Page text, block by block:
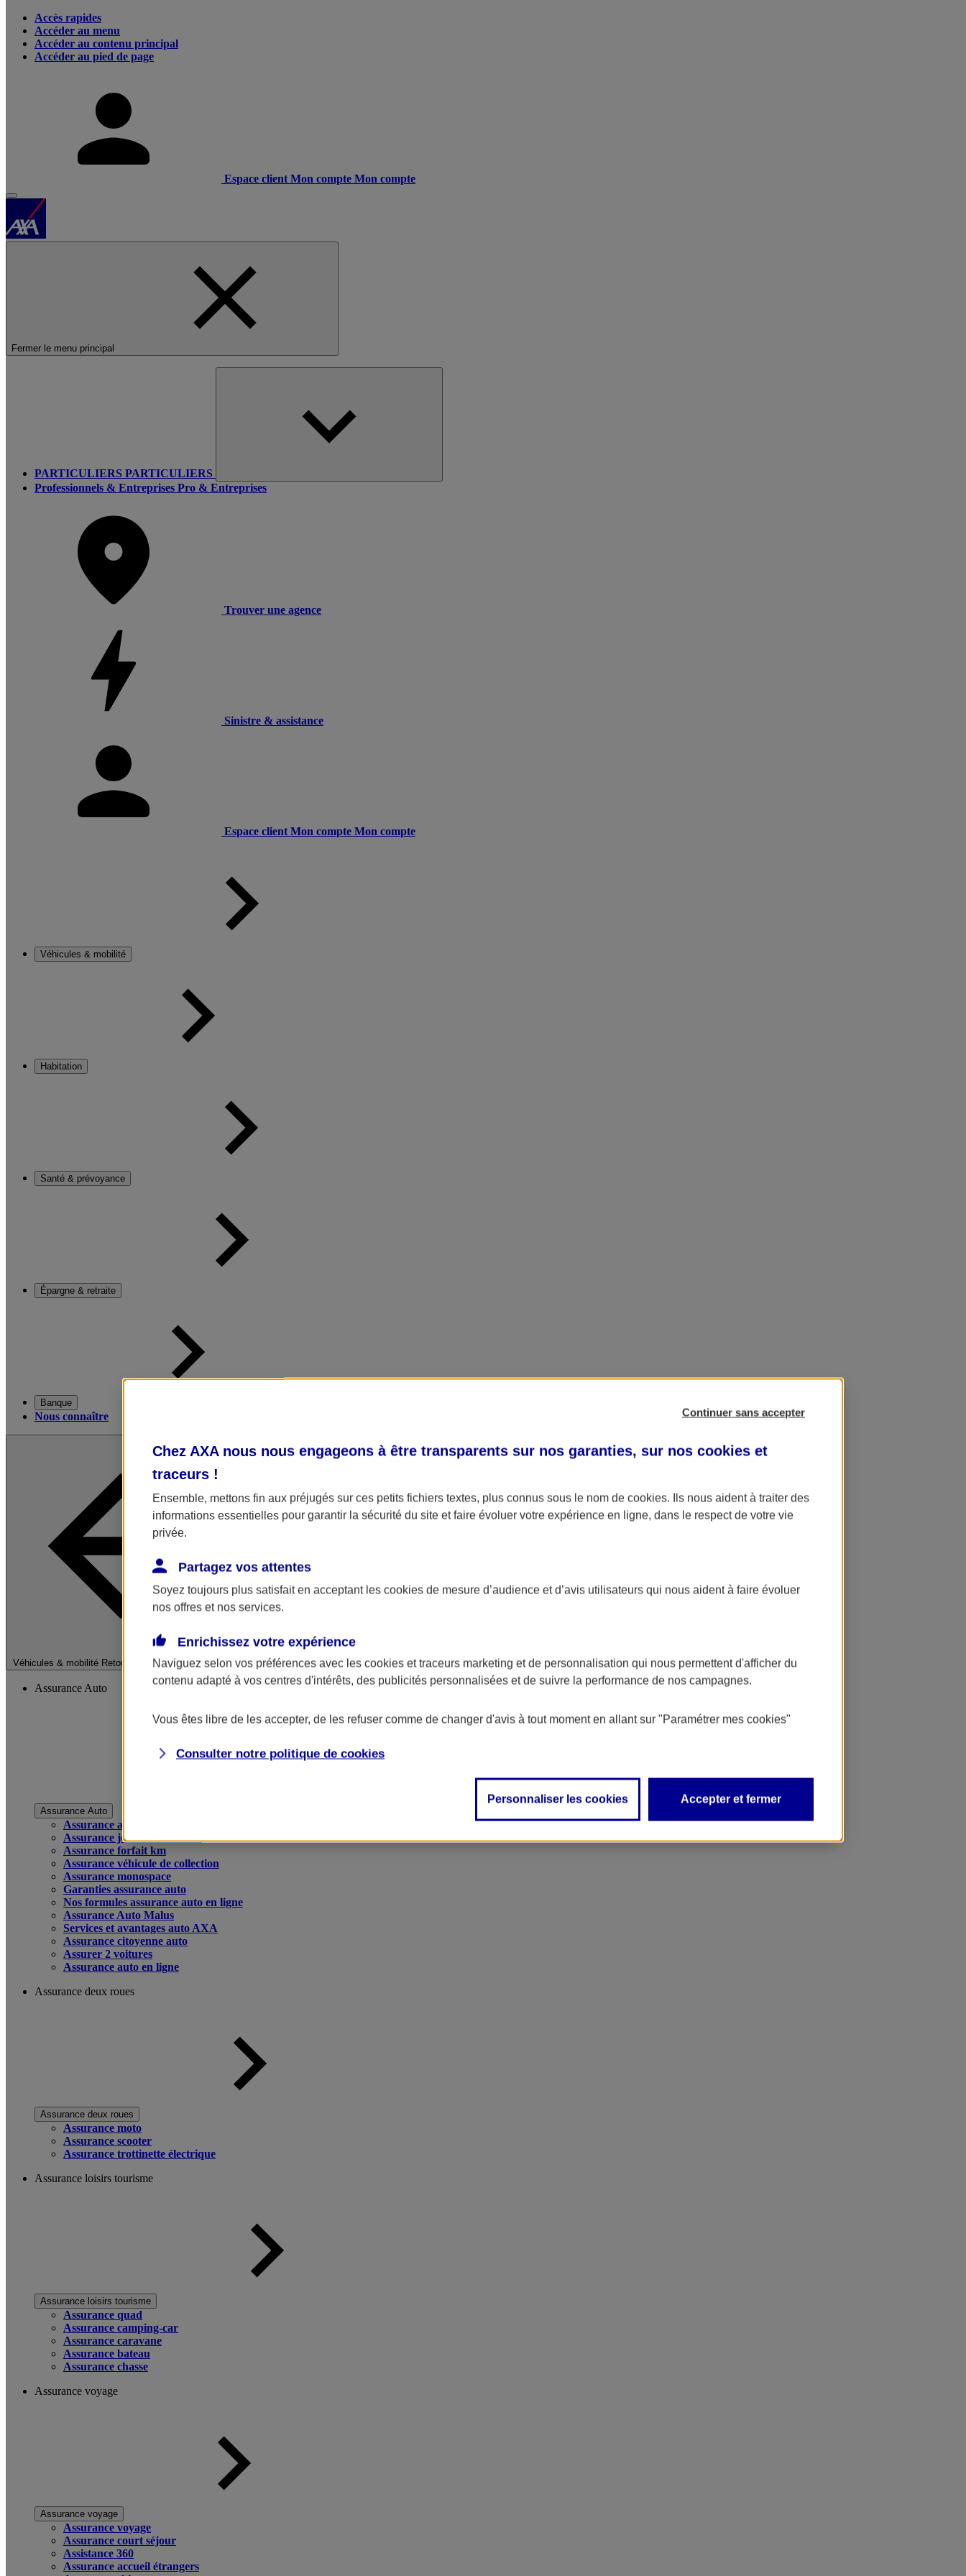
Accès rapides
Accéder au menu
Accéder au contenu principal
Accéder au pied de page
Espace client Mon compte Mon compte
Fermer le menu principal
PARTICULIERS PARTICULIERS
Professionnels & Entreprises Pro & Entreprises
Trouver une agence
Sinistre & assistance
Espace client Mon compte Mon compte
Véhicules & mobilité
Habitation
Santé & prévoyance
Épargne & retraite
Banque
Nous connaître
Véhicules & mobilité Retour à la section précédente
Fermer le menu principal
Assurance Auto
Assurance Auto
Assurance auto
Assurance jeune conducteur
Assurance forfait km
Assurance véhicule de collection
Assurance monospace
Garanties assurance auto
Nos formules assurance auto en ligne
Assurance Auto Malus
Services et avantages auto AXA
Assurance citoyenne auto
Assurer 2 voitures
Assurance auto en ligne
Assurance deux roues
Assurance deux roues
Assurance moto
Assurance scooter
Assurance trottinette électrique
Assurance loisirs tourisme
Assurance loisirs tourisme
Assurance quad
Assurance camping-car
Assurance caravane
Assurance bateau
Assurance chasse
Assurance voyage
Assurance voyage
Assurance voyage
Assurance court séjour
Assistance 360
Assurance accueil étrangers
Continuer sans accepter
Chez AXA nous nous engageons à être transparents sur nos garanties, sur nos cookies et
traceurs !
Ensemble, mettons fin aux préjugés sur ces petits fichiers textes, plus connus sous le nom de cookies. Ils nous aident à traiter des
informations essentielles pour garantir la sécurité du site et faire évoluer votre expérience en ligne, dans le respect de votre vie
privée.
Partagez vos attentes
Soyez toujours plus satisfait en acceptant les cookies de mesure d’audience et d’avis utilisateurs qui nous aident à faire évoluer
nos offres et nos services.
Enrichissez votre expérience
Naviguez selon vos préférences avec les cookies et traceurs marketing et de personnalisation qui nous permettent d'afficher du
contenu adapté à vos centres d'intérêts, des publicités personnalisées et de suivre la performance de nos campagnes.
Vous êtes libre de les accepter, de les refuser comme de changer d'avis à tout moment en allant sur "Paramétrer mes cookies"
Consulter notre politique de cookies
Personnaliser les cookies Accepter et fermer